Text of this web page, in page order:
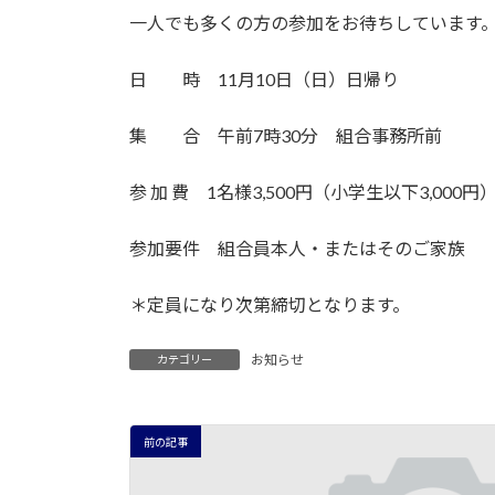
時
:
一人でも多くの方の参加をお待ちしています
日 時 11月10日（日）日帰り
集 合 午前7時30分 組合事務所前
参 加 費 1名様3,500円（小学生以下3,000円
参加要件 組合員本人・またはそのご家族
＊定員になり次第締切となります。
カテゴリー お知らせ
前の記事